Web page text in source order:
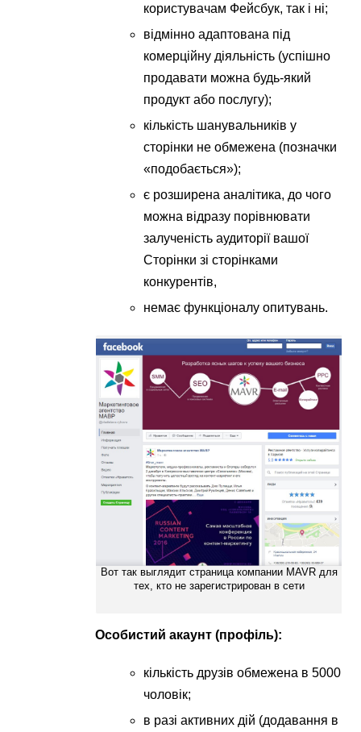
користувачам Фейсбук, так і ні;
відмінно адаптована під
комерційну діяльність (успішно
продавати можна будь-який
продукт або послугу);
кількість шанувальників у
сторінки не обмежена (позначки
«подобається»);
є розширена аналітика, до чого
можна відразу порівнювати
залученість аудиторії вашої
Сторінки зі сторінками
конкурентів,
немає функціоналу опитувань.
Вот так выглядит страница компании MAVR для
тех, кто не зарегистрирован в сети
Особистий акаунт (профіль):
кількість друзів обмежена в 5000
чоловік;
в разі активних дій (додавання в